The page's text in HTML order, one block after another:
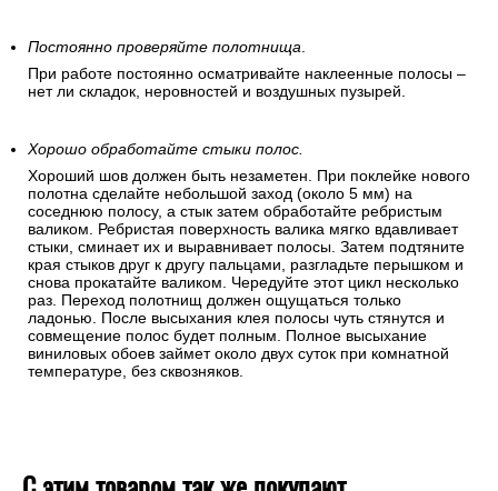
Постоянно проверяйте полотнища.
При работе постоянно осматривайте наклеенные полосы –
нет ли складок, неровностей и воздушных пузырей.
Хорошо обработайте стыки полос.
Хороший шов должен быть незаметен. При поклейке нового
полотна сделайте небольшой заход (около 5 мм) на
соседнюю полосу, а стык затем обработайте ребристым
валиком. Ребристая поверхность валика мягко вдавливает
стыки, сминает их и выравнивает полосы. Затем подтяните
края стыков друг к другу пальцами, разгладьте перышком и
снова прокатайте валиком. Чередуйте этот цикл несколько
раз. Переход полотнищ должен ощущаться только
ладонью. После высыхания клея полосы чуть стянутся и
совмещение полос будет полным. Полное высыхание
виниловых обоев займет около двух суток при комнатной
температуре, без сквозняков.